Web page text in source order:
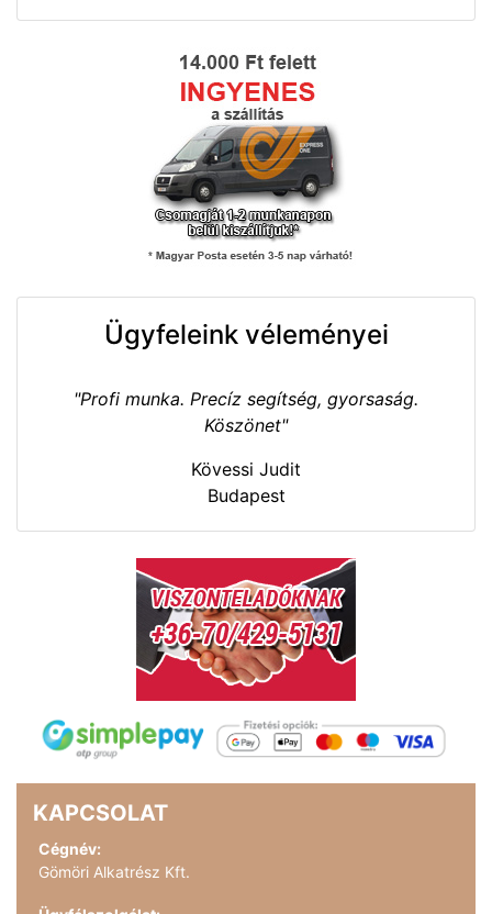
Ügyfeleink véleményei
"Profi munka. Precíz segítség, gyorsaság.
Köszönet"
Kövessi Judit
Budapest
KAPCSOLAT
Cégnév:
Gömöri Alkatrész Kft.